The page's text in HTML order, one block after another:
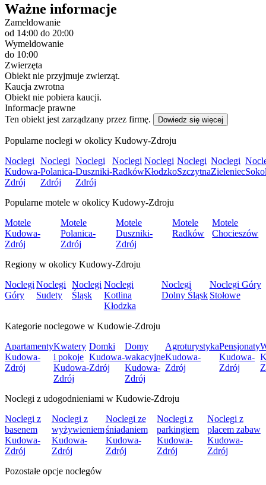
Ważne informacje
Zameldowanie
od 14:00 do 20:00
Wymeldowanie
do 10:00
Zwierzęta
Obiekt nie przyjmuje zwierząt.
Kaucja zwrotna
Obiekt nie pobiera kaucji.
Informacje prawne
Ten obiekt jest zarządzany przez firmę.
Dowiedz się więcej
Popularne noclegi w okolicy Kudowy-Zdroju
Noclegi
Kudowa-
Zdrój
Noclegi
Polanica-
Zdrój
Noclegi
Duszniki-
Zdrój
Noclegi
Radków
Noclegi
Kłodzko
Noclegi
Szczytna
Noclegi
Zieleniec
Popularne motele w okolicy Kudowy-Zdroju
Motele
Kudowa-
Zdrój
Motele
Polanica-
Zdrój
Motele
Duszniki-
Zdrój
Motele
Radków
Motele
Chocieszów
Regiony w okolicy Kudowy-Zdroju
Noclegi
Góry
Noclegi
Sudety
Noclegi
Śląsk
Noclegi
Kotlina
Kłodzka
Noclegi
Dolny Śląsk
Noclegi Góry
Stołowe
Kategorie noclegowe w Kudowie-Zdroju
Apartamenty
Kudowa-
Zdrój
Kwatery
i pokoje
Kudowa-
Zdrój
Domki
Kudowa-
Zdrój
Domy
wakacyjne
Kudowa-
Zdrój
Agroturystyka
Kudowa-
Zdrój
Pensjonaty
Kudowa-
Zdrój
Noclegi z udogodnieniami w Kudowie-Zdroju
Noclegi z
basenem
Kudowa-
Zdrój
Noclegi z
wyżywieniem
Kudowa-
Zdrój
Noclegi ze
śniadaniem
Kudowa-
Zdrój
Noclegi z
parkingiem
Kudowa-
Zdrój
Noclegi z
placem zabaw
Kudowa-
Zdrój
Pozostałe opcje noclegów